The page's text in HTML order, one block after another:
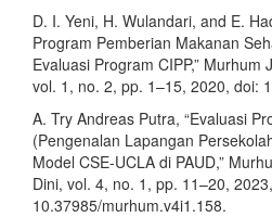
D. I. Yeni, H. Wulandari, and E.
Program Pemberian Makanan
Evaluasi Program CIPP,” Murhum
vol. 1, no. 2, pp. 1–15, 2020, doi:
A. Try Andreas Putra, “Evaluasi
(Pengenalan Lapangan
Model CSE-UCLA di PAUD,”
Dini, vol. 4, no. 1, pp. 11–20,
10.37985/murhum.v4i1.158.